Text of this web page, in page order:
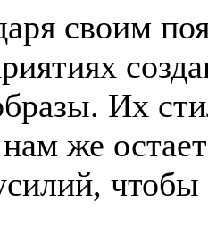
своим
Их
же
чтобы